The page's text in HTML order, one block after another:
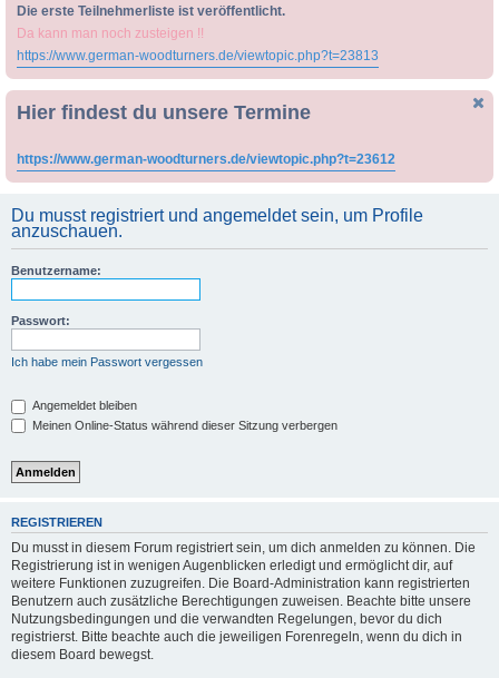
Die erste Teilnehmerliste ist veröffentlicht.
Da kann man noch zusteigen !!
https://www.german-woodturners.de/viewtopic.php?t=23813
Hier findest du unsere Termine
https://www.german-woodturners.de/viewtopic.php?t=23612
Du musst registriert und angemeldet sein, um Profile
anzuschauen.
Benutzername:
Passwort:
Ich habe mein Passwort vergessen
Angemeldet bleiben
Meinen Online-Status während dieser Sitzung verbergen
REGISTRIEREN
Du musst in diesem Forum registriert sein, um dich anmelden zu können. Die
Registrierung ist in wenigen Augenblicken erledigt und ermöglicht dir, auf
weitere Funktionen zuzugreifen. Die Board-Administration kann registrierten
Benutzern auch zusätzliche Berechtigungen zuweisen. Beachte bitte unsere
Nutzungsbedingungen und die verwandten Regelungen, bevor du dich
registrierst. Bitte beachte auch die jeweiligen Forenregeln, wenn du dich in
diesem Board bewegst.